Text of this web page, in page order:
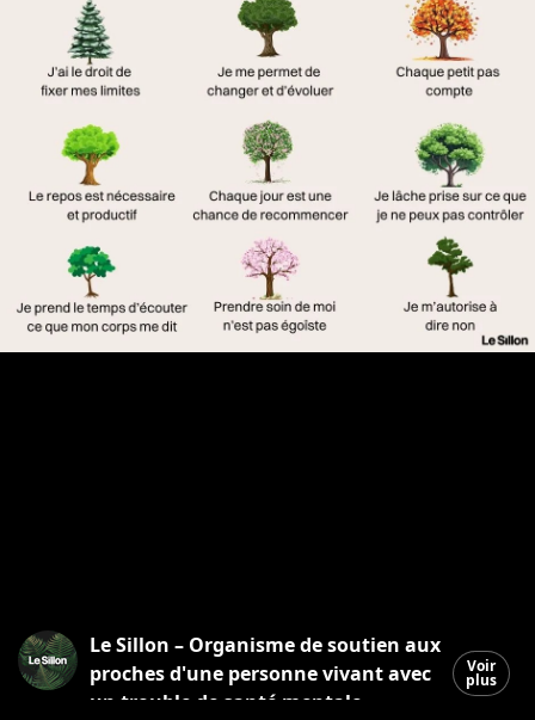
Le Sillon – Organisme de soutien aux
proches d'une personne vivant avec
un trouble de santé mentale.
Voir
plus